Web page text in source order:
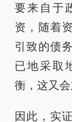
要来自于
资，随着
引致的债
已地采取
衡，这又会
因此，实